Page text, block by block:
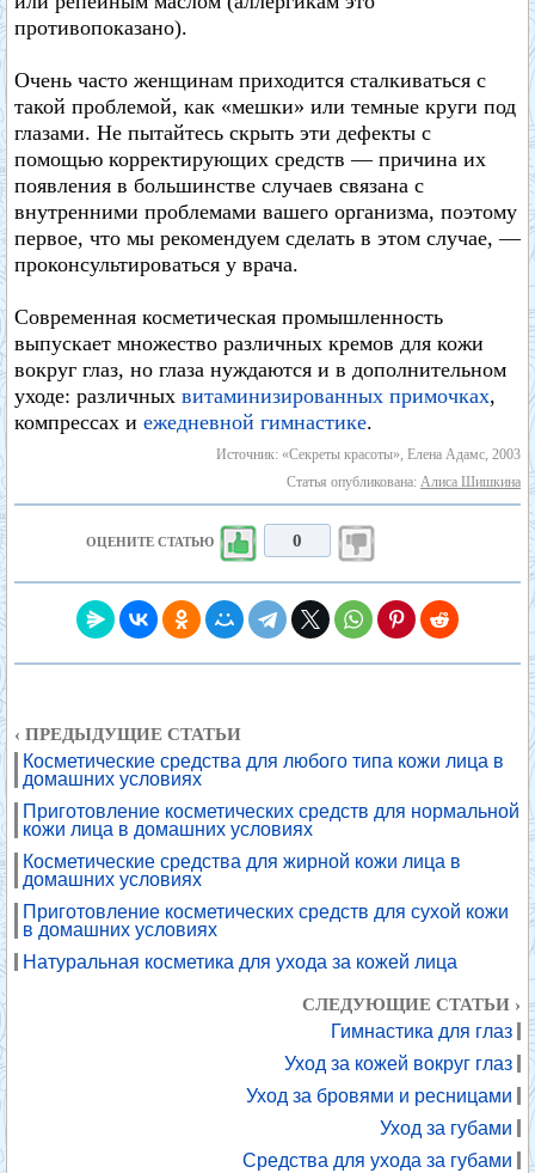
противопоказано).
Очень часто женщинам приходится сталкиваться с
такой проблемой, как «мешки» или темные круги под
глазами. Не пытайтесь скрыть эти дефекты с
помощью корректирующих средств — причина их
появления в большинстве случаев связана с
внутренними проблемами вашего организма, поэтому
первое, что мы рекомендуем сделать в этом случае, —
проконсультироваться у врача.
Современная косметическая промышленность
выпускает множество различных кремов для кожи
вокруг глаз, но глаза нуждаются и в дополнительном
уходе: различных витаминизированных примочках,
компрессах и ежедневной гимнастике.
Источник: «Секреты красоты», Елена Адамс, 2003
Статья опубликована: Алиса Шишкина
ОЦЕНИТЕ СТАТЬЮ 0
‹ ПРЕДЫДУЩИЕ СТАТЬИ
Косметические средства для любого типа кожи лица в
домашних условиях
Приготовление косметических средств для нормальной
кожи лица в домашних условиях
Косметические средства для жирной кожи лица в
домашних условиях
Приготовление косметических средств для сухой кожи
в домашних условиях
Натуральная косметика для ухода за кожей лица
СЛЕДУЮЩИЕ СТАТЬИ ›
Гимнастика для глаз
Уход за кожей вокруг глаз
Уход за бровями и ресницами
Уход за губами
Средства для ухода за губами